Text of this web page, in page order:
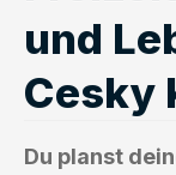
und
Cesky
Du planst